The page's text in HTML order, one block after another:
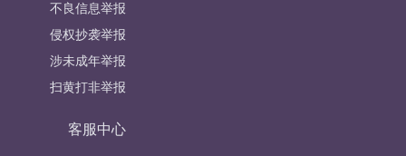
不良信息举报
侵权抄袭举报
涉未成年举报
扫黄打非举报
客服中心